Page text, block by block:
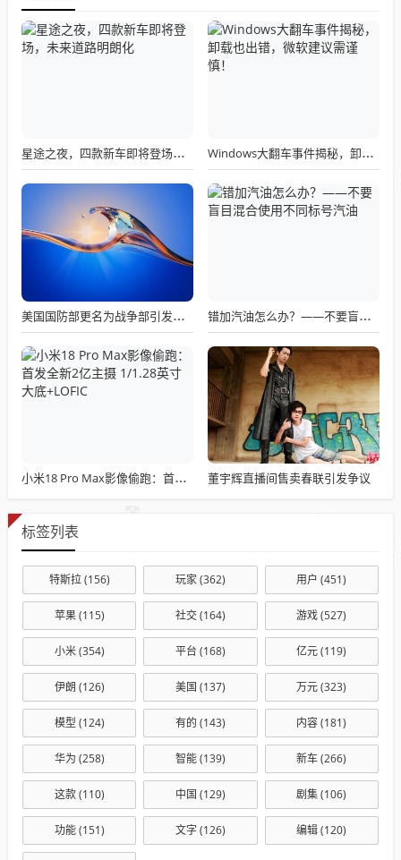
星途之夜，四款新车即将登场，未来道路明朗化 Windows大翻车事件揭秘，卸载也出错，微软建议需谨慎！
美国国防部更名为战争部引发关注热议 错加汽油怎么办？——不要盲目混合使用不同标号汽油
小米18 Pro Max影像偷跑：首发全新2亿主摄 1/1.28英寸大底+LOFIC 董宇辉直播间售卖春联引发争议
标签列表
特斯拉(156) 玩家(362) 用户 (451)
苹果(115) 社交(164) 游戏(527)
小米(354) 平台 (168) 亿元(119)
伊朗 (126) 美国 (137) 万元(323)
模型(124) 有的 (143) 内容(181)
华为 (258) 智能(139) 新车(266)
这款(110) 中国 (129) 剧集(106)
功能(151) 文字(126) 编辑(120)